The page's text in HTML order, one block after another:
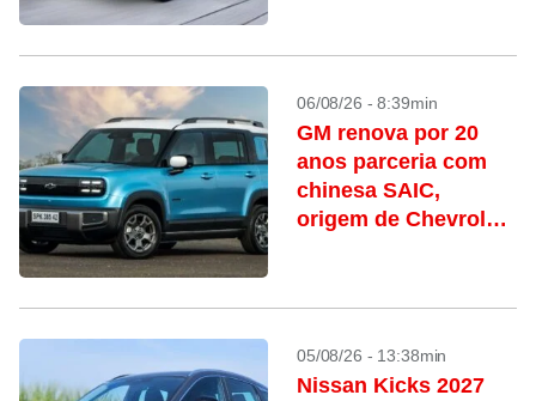
06/08/26 - 8:39min
GM renova por 20
anos parceria com
chinesa SAIC,
origem de Chevrolet
05/08/26 - 13:38min
Nissan Kicks 2027